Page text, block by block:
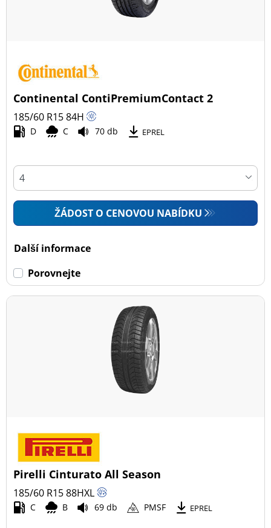
Continental ContiPremiumContact 2
185/60 R1584H
D C 70 db EPREL
ŽÁDOST O CENOVOU NABÍDKU
Další informace
Porovnejte
Pirelli Cinturato All Season
185/60 R1588HXL
C B 69 db PMSF EPREL